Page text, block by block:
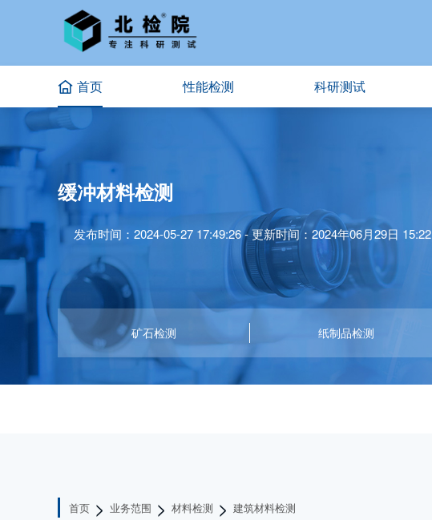
首页 性能检测 科研测试
缓冲材料检测
发布时间：2024-05-27 17:49:26 - 更新时间：2024年06月29日 15:22
矿石检测 纸制品检测
首页 > 业务范围 > 材料检测 > 建筑材料检测